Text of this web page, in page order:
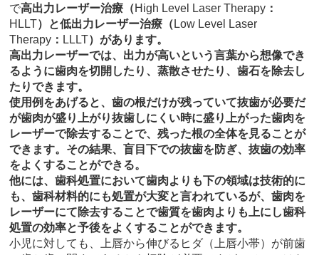
で高出力レーザー治療（High Level Laser Therapy ：
HLLT）と低出力レーザー治療（ Low Level Laser
Therapy ： LLLT）があります。
高出力レーザーでは、出力が高いという言葉から想像でき
るように歯肉を切開したり、蒸散させたり、歯石を除去し
たりできます。
使用例をあげると、歯の根だけが残っていて抜歯が必要だ
が歯肉が盛り上がり抜歯しにくい時に盛り上がった歯肉を
レーザーで除去することで、残った根の全体を見ることが
できます。その結果、盲目下での抜歯を防ぎ、抜歯の効率
をよくすることができる。
他には、歯科処置において歯肉よりも下の領域は技術的に
も、歯科材料的にも処置が大変と言われているが、歯肉を
レーザーにて除去することで歯質を歯肉よりも上にし歯科
処置の効率と予後をよくすることができます。
小児に対しても、上唇から伸びるヒダ（上唇小帯）が前歯